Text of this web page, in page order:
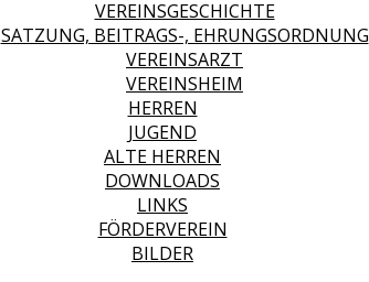
VEREINSGESCHICHTE
SATZUNG, BEITRAGS-, EHRUNGSORDNUNG
VEREINSARZT
VEREINSHEIM
HERREN
JUGEND
ALTE HERREN
DOWNLOADS
LINKS
FÖRDERVEREIN
BILDER